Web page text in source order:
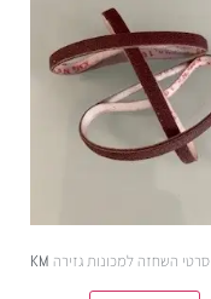
סרטי השחזה למכונות גזירה KM